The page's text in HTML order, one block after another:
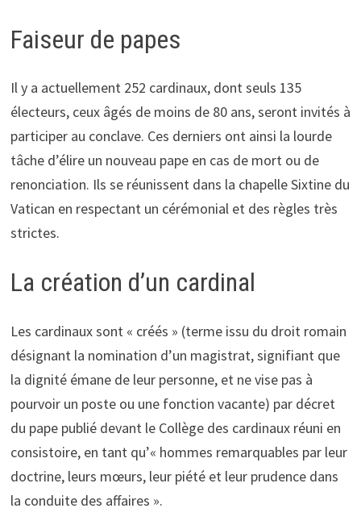
Faiseur de papes
Il y a actuellement 252 cardinaux, dont seuls 135
électeurs, ceux âgés de moins de 80 ans, seront invités à
participer au conclave. Ces derniers ont ainsi la lourde
tâche d’élire un nouveau pape en cas de mort ou de
renonciation. Ils se réunissent dans la chapelle Sixtine du
Vatican en respectant un cérémonial et des règles très
strictes.
La création d’un cardinal
Les cardinaux sont « créés » (terme issu du droit romain
désignant la nomination d’un magistrat, signifiant que
la dignité émane de leur personne, et ne vise pas à
pourvoir un poste ou une fonction vacante) par décret
du pape publié devant le Collège des cardinaux réuni en
consistoire, en tant qu’« hommes remarquables par leur
doctrine, leurs mœurs, leur piété et leur prudence dans
la conduite des affaires ».